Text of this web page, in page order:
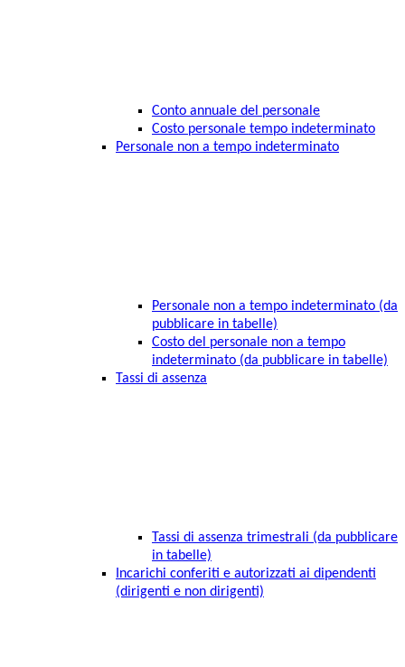
Conto annuale del personale
Costo personale tempo indeterminato
Personale non a tempo indeterminato
Personale non a tempo indeterminato (da
pubblicare in tabelle)
Costo del personale non a tempo
indeterminato (da pubblicare in tabelle)
Tassi di assenza
Tassi di assenza trimestrali (da pubblicare
in tabelle)
Incarichi conferiti e autorizzati ai dipendenti
(dirigenti e non dirigenti)